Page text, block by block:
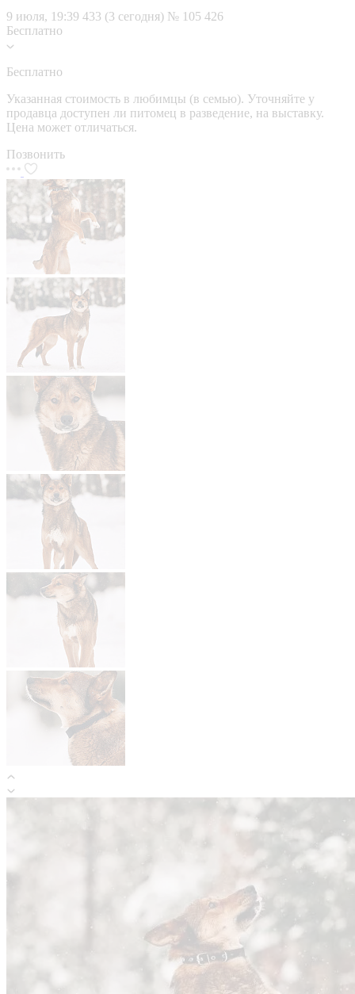
9 июля, 19:39 433 (3 сегодня) № 105 426
Бесплатно
Бесплатно
Указанная стоимость в любимцы (в семью). Уточняйте у
продавца доступен ли питомец в разведение, на выставку.
Цена может отличаться.
Позвонить